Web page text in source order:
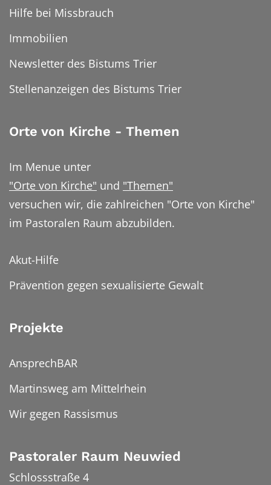
Hilfe bei Missbrauch
Immobilien
Newsletter des Bistums Trier
Stellenanzeigen des Bistums Trier
Orte von Kirche - Themen
Im Menue unter
"Orte von Kirche" und "Themen"
versuchen wir, die zahlreichen "Orte von Kirche"
im Pastoralen Raum abzubilden.
Akut-Hilfe
Prävention gegen sexualisierte Gewalt
Projekte
AnsprechBAR
Martinsweg am Mittelrhein
Wir gegen Rassismus
Pastoraler Raum Neuwied
Schlossstraße 4